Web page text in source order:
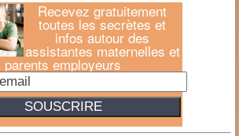
Recevez gratuitement
toutes les secrètes et
infos autour des
assistantes maternelles et
parents employeurs